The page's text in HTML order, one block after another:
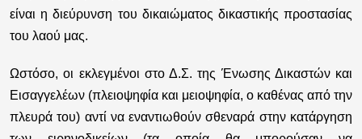
είναι η διεύρυνση του δικαιώματος δικαστικής προστασίας
του λαού μας.
Ωστόσο, οι εκλεγμένοι στο Δ.Σ. της Ένωσης Δικαστών και
Εισαγγελέων (πλειοψηφία και μειοψηφία, ο καθένας από την
πλευρά του) αντί να εναντιωθούν σθεναρά στην κατάργηση